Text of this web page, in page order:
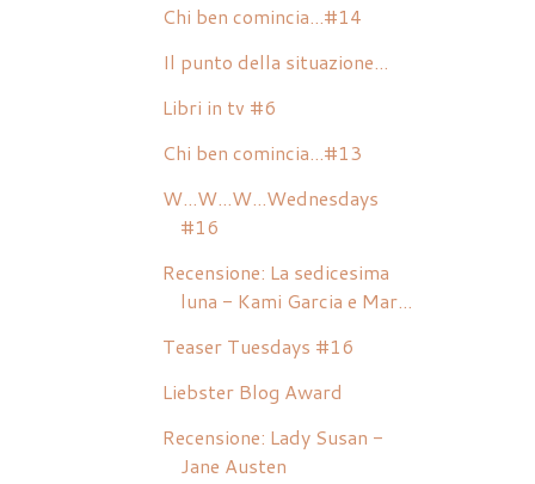
Chi ben comincia...#14
Il punto della situazione...
Libri in tv #6
Chi ben comincia...#13
W...W...W...Wednesdays
#16
Recensione: La sedicesima
luna - Kami Garcia e Mar...
Teaser Tuesdays #16
Liebster Blog Award
Recensione: Lady Susan -
Jane Austen